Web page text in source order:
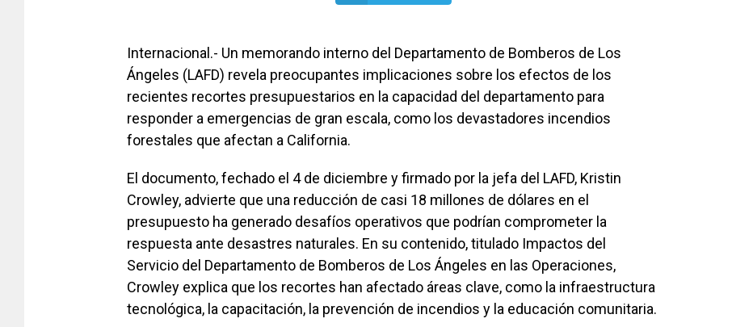
Internacional.- Un memorando interno del Departamento de Bomberos de Los
Ángeles (LAFD) revela preocupantes implicaciones sobre los efectos de los
recientes recortes presupuestarios en la capacidad del departamento para
responder a emergencias de gran escala, como los devastadores incendios
forestales que afectan a California.
El documento, fechado el 4 de diciembre y firmado por la jefa del LAFD, Kristin
Crowley, advierte que una reducción de casi 18 millones de dólares en el
presupuesto ha generado desafíos operativos que podrían comprometer la
respuesta ante desastres naturales. En su contenido, titulado Impactos del
Servicio del Departamento de Bomberos de Los Ángeles en las Operaciones,
Crowley explica que los recortes han afectado áreas clave, como la infraestructura
tecnológica, la capacitación, la prevención de incendios y la educación comunitaria.